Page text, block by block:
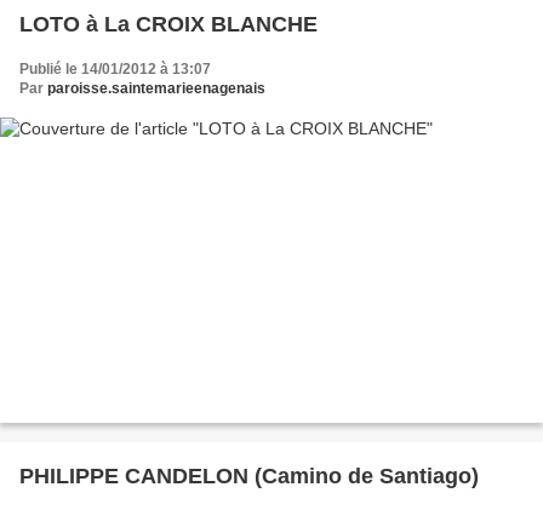
LOTO à La CROIX BLANCHE
Publié le 14/01/2012 à 13:07
Par paroisse.saintemarieenagenais
PHILIPPE CANDELON (Camino de Santiago)